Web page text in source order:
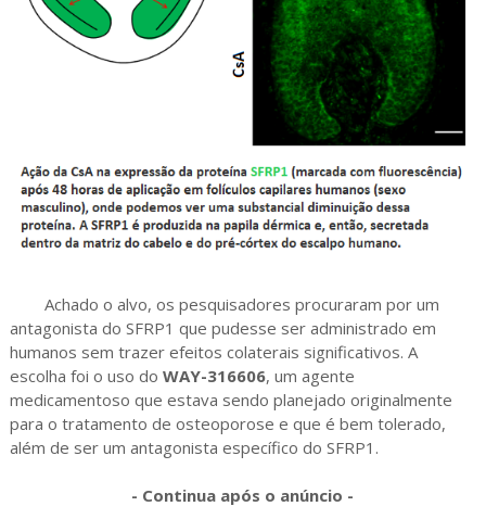
Achado o alvo, os pesquisadores procuraram por um
antagonista do SFRP1 que pudesse ser administrado em
humanos sem trazer efeitos colaterais significativos. A
escolha foi o uso do WAY-316606, um agente
medicamentoso que estava sendo planejado originalmente
para o tratamento de osteoporose e que é bem tolerado,
além de ser um antagonista específico do SFRP1.
- Continua após o anúncio -